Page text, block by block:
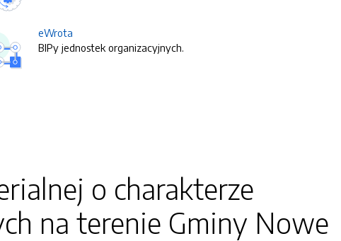
eWrota
BIPy jednostek organizacyjnych.
o charakterze
na terenie Gminy Nowe